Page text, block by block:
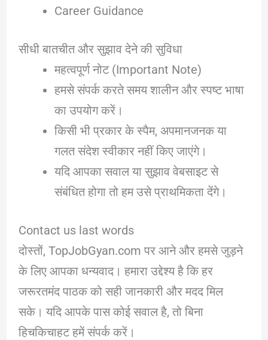
Career Guidance
सीधी बातचीत और सुझाव देने की सुविधा
महत्वपूर्ण नोट (Important Note)
हमसे संपर्क करते समय शालीन और स्पष्ट भाषा
का उपयोग करें।
किसी भी प्रकार के स्पैम, अपमानजनक या
गलत संदेश स्वीकार नहीं किए जाएंगे।
यदि आपका सवाल या सुझाव वेबसाइट से
संबंधित होगा तो हम उसे प्राथमिकता देंगे।
Contact us last words
दोस्तों, TopJobGyan.com पर आने और हमसे जुड़ने
के लिए आपका धन्यवाद। हमारा उद्देश्य है कि हर
जरूरतमंद पाठक को सही जानकारी और मदद मिल
सके। यदि आपके पास कोई सवाल है, तो बिना
हिचकिचाहट हमें संपर्क करें।